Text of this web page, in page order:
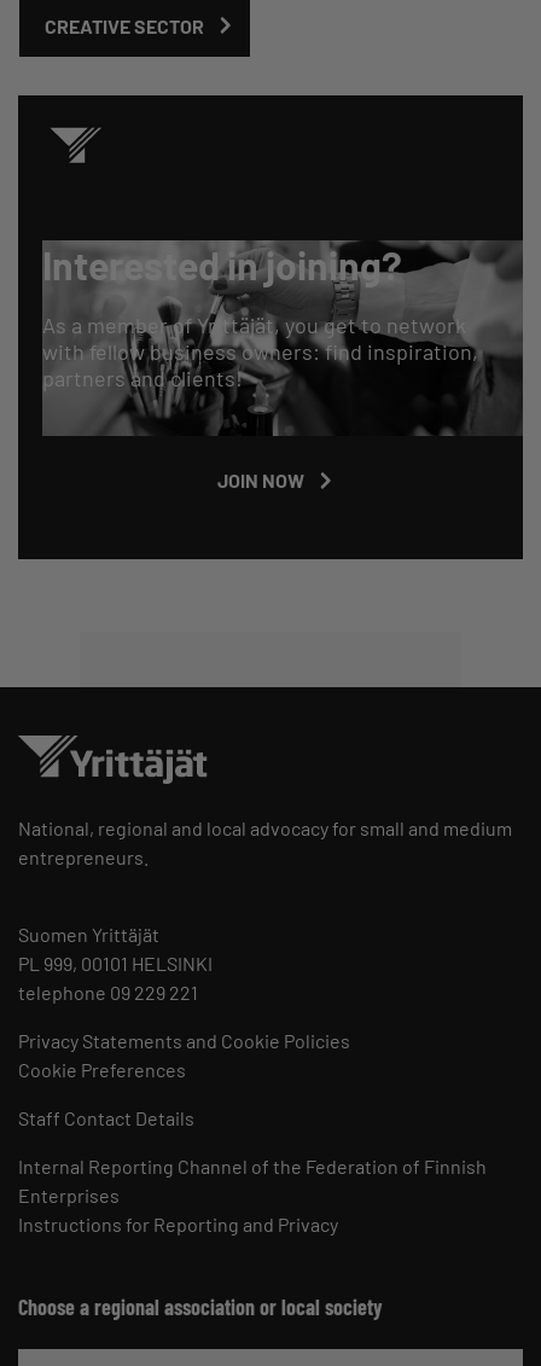
CREATIVE SECTOR
Interested in joining?
As a member of Yrittäjät, you get to network
with fellow business owners: find inspiration,
partners and clients!
JOIN NOW
National, regional and local advocacy for small and medium
entrepreneurs.
Suomen Yrittäjät
PL 999, 00101 HELSINKI
telephone 09 229 221
Privacy Statements and Cookie Policies
Cookie Preferences
Staff Contact Details
Internal Reporting Channel of the Federation of Finnish
Enterprises
Instructions for Reporting and Privacy
Choose a regional association or local society